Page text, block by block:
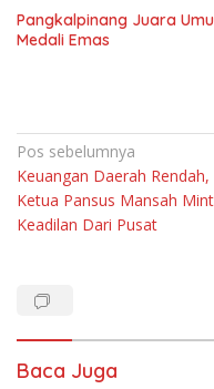
Pangkalpinang Juara
Medali Emas
Navigasi
pos
Pos sebelumnya
Keuangan Daerah Rendah,
Ketua Pansus Mansah
Keadilan Dari Pusat
Baca Juga